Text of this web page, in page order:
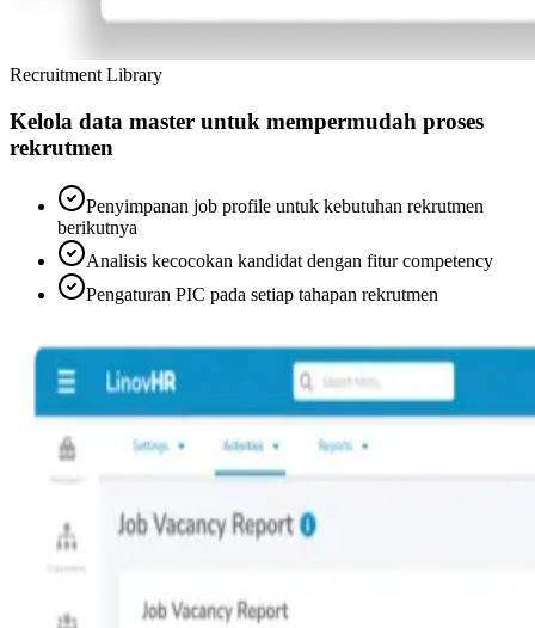
Recruitment Library
Kelola data master untuk mempermudah proses
rekrutmen
Penyimpanan job profile untuk kebutuhan rekrutmen
berikutnya
Analisis kecocokan kandidat dengan fitur competency
Pengaturan PIC pada setiap tahapan rekrutmen